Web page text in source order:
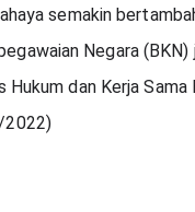
semakin
Negara (BKN)
dan Kerja
2022)